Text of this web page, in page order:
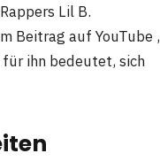
Lil B.
Beitrag auf YouTube ,
ihn bedeutet, sich